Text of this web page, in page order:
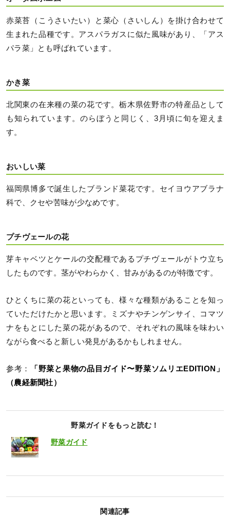
赤菜苔（こうさいたい）と菜心（さいしん）を掛け合わせて
生まれた品種です。アスパラガスに似た風味があり、「アス
パラ菜」とも呼ばれています。
かき菜
北関東の在来種の菜の花です。栃木県佐野市の特産品として
も知られています。のらぼうと同じく、3月頃に旬を迎えま
す。
おいしい菜
福岡県博多で誕生したブランド菜花です。セイヨウアブラナ
科で、クセや苦味が少なめです。
プチヴェールの花
芽キャベツとケールの交配種であるプチヴェールがトウ立ち
したものです。茎がやわらかく、甘みがあるのが特徴です。
ひとくちに菜の花といっても、様々な種類があることを知っ
ていただけたかと思います。ミズナやチンゲンサイ、コマツ
ナをもとにした菜の花があるので、それぞれの風味を味わい
ながら食べると新しい発見があるかもしれません。
参考：
「野菜と果物の品目ガイド〜野菜ソムリエEDITION」
（農経新聞社）
野菜ガイドをもっと読む！
野菜ガイド
関連記事